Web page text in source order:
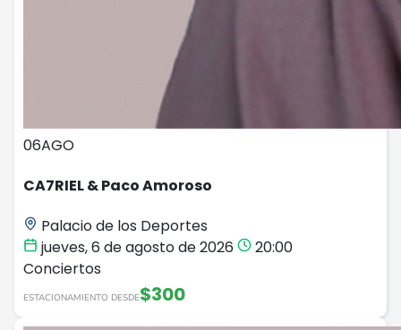
06AGO
CA7RIEL & Paco Amoroso
Palacio de los Deportes
jueves, 6 de agosto de 2026
20:00
Conciertos
ESTACIONAMIENTO DESDE$300